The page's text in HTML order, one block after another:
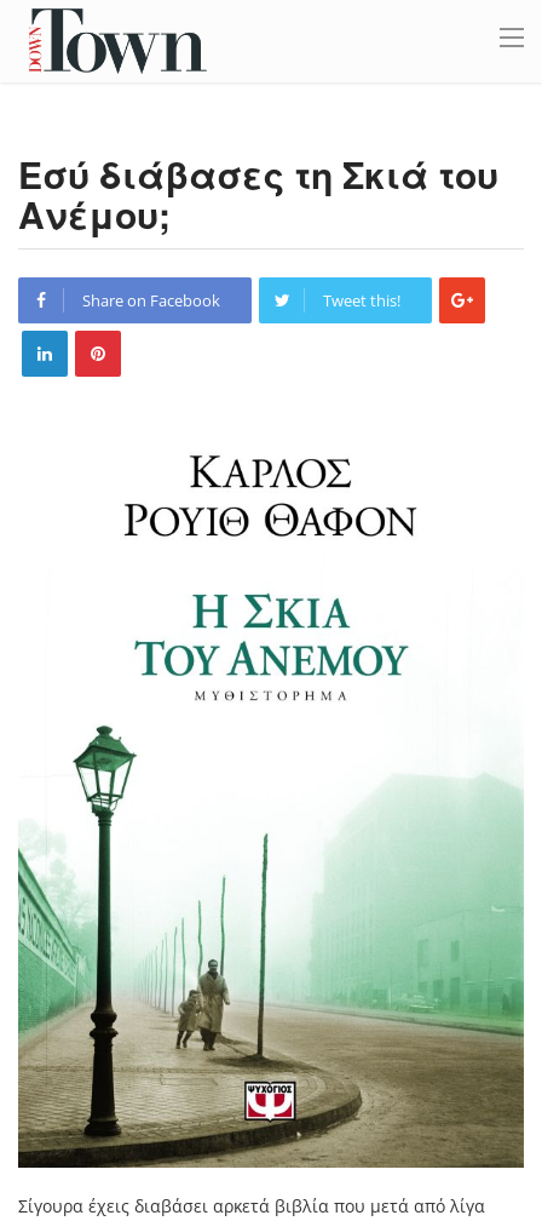
Εσύ διάβασες τη Σκιά του
Ανέμου;
Share on Facebook Tweet this!
Σίγουρα έχεις διαβάσει αρκετά βιβλία που μετά από λίγα